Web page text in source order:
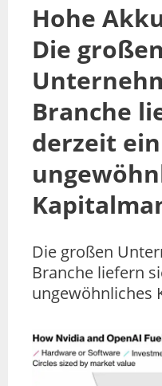
Hohe
Die großen
Branche
derzeit
Die großen
Branche liefern
ungewöhnliches